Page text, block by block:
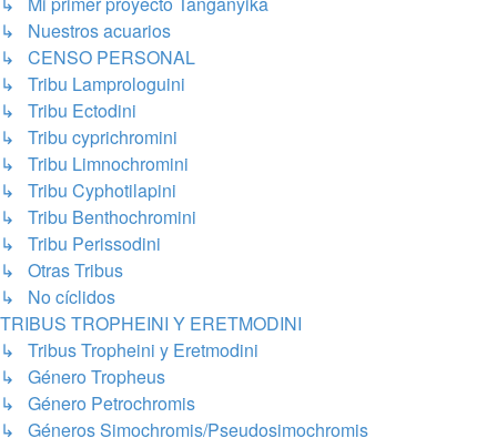
↳ Nuestros acuarios
↳ CENSO PERSONAL
↳ Tribu Lamprologuini
↳ Tribu Ectodini
↳ Tribu cyprichromini
↳ Tribu Limnochromini
↳ Tribu Cyphotilapini
↳ Tribu Benthochromini
↳ Tribu Perissodini
↳ Otras Tribus
↳ No cíclidos
TRIBUS TROPHEINI Y ERETMODINI
↳ Tribus Tropheini y Eretmodini
↳ Género Tropheus
↳ Género Petrochromis
↳ Géneros Simochromis/Pseudosimochromis